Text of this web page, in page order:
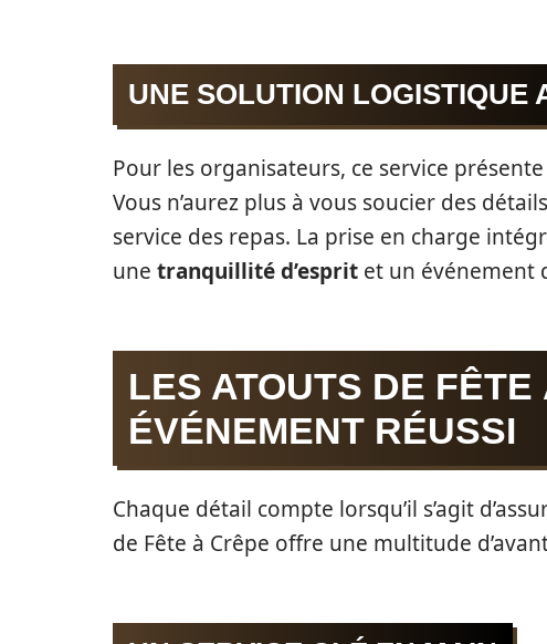
UNE SOLUTION LOGISTIQUE
Pour les organisateurs, ce service
Vous n’aurez plus à vous soucier des
service des repas. La prise en charge
une tranquillité d’esprit et un événement
LES ATOUTS DE
ÉVÉNEMENT RÉUSSI
Chaque détail compte lorsqu’il s’agit
de Fête à Crêpe offre une multitude